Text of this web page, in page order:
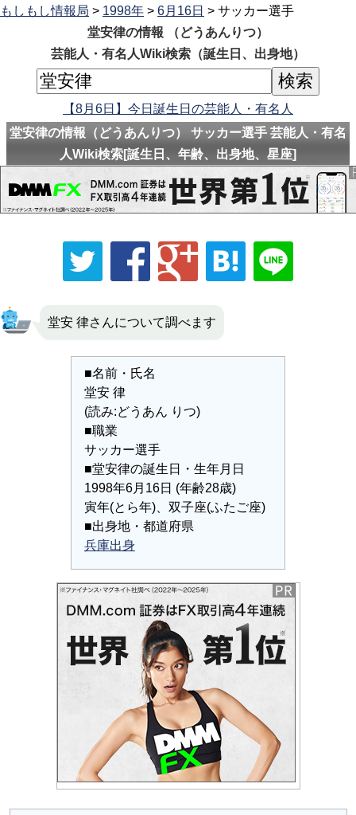
もしもし情報局 > 1998年 > 6月16日 > サッカー選手
堂安律の情報 （どうあんりつ）
芸能人・有名人Wiki検索（誕生日、出身地）
【8月6日】今日誕生日の芸能人・有名人
堂安律の情報（どうあんりつ） サッカー選手 芸能人・有名
人Wiki検索[誕生日、年齢、出身地、星座]
堂安 律さんについて調べます
■名前・氏名
堂安 律
(読み:どうあん りつ)
■職業
サッカー選手
■堂安律の誕生日・生年月日
1998年6月16日 (年齢28歳)
寅年(とら年)、双子座(ふたご座)
■出身地・都道府県
兵庫出身